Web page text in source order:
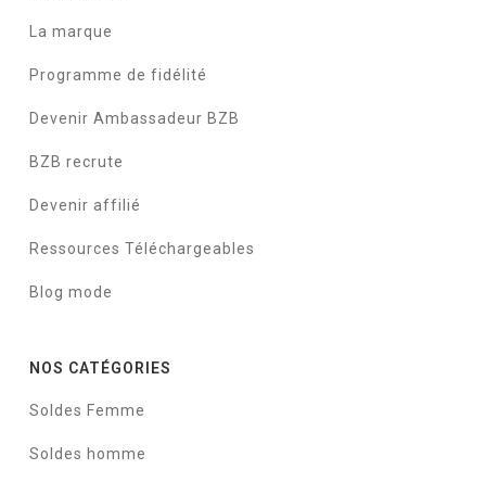
La marque
Programme de fidélité
Devenir Ambassadeur BZB
BZB recrute
Devenir affilié
Ressources Téléchargeables
Blog mode
NOS CATÉGORIES
Soldes Femme
Soldes homme